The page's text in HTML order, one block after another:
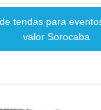
tendas para
valor Sorocaba